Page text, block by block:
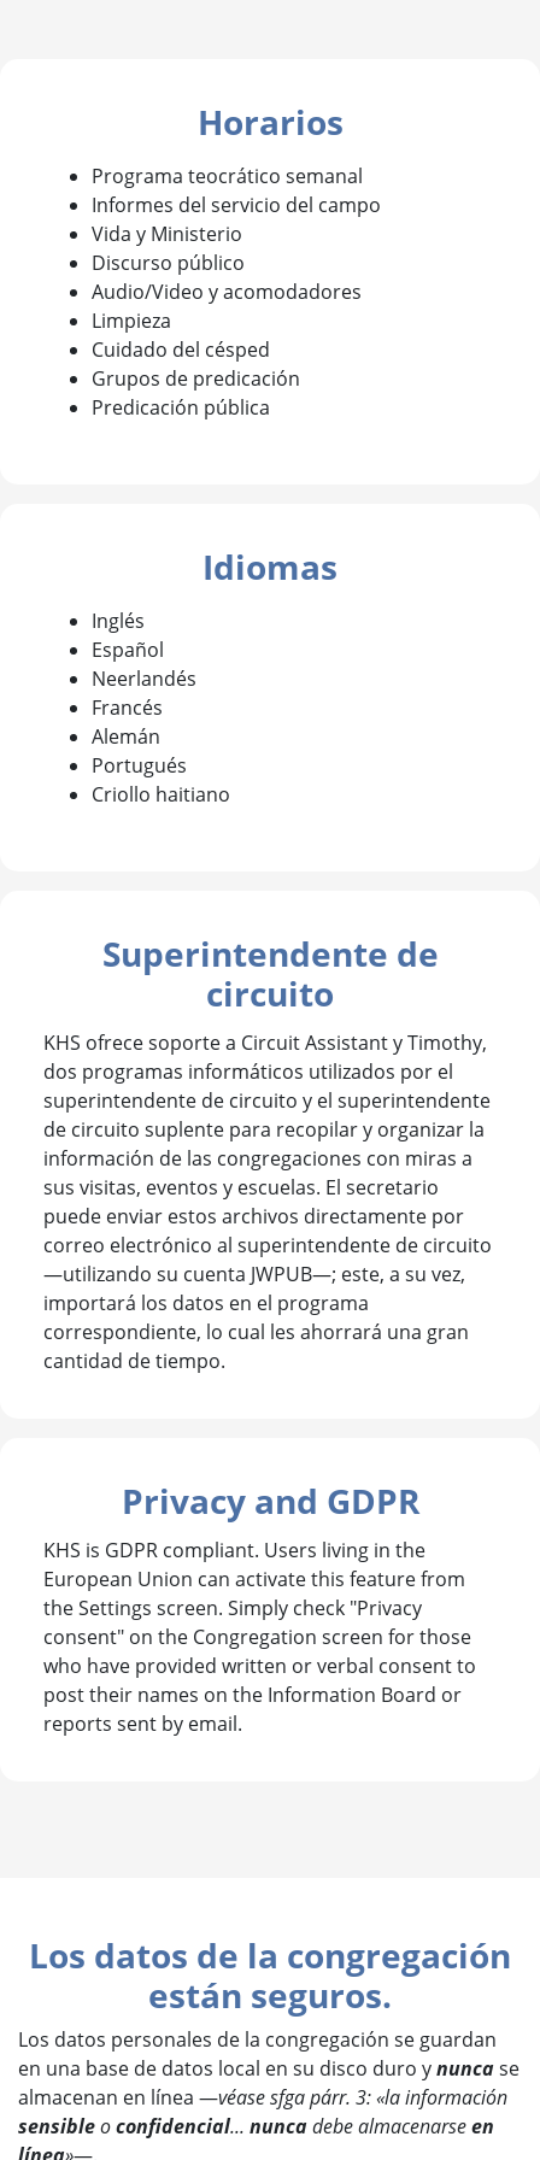
Horarios
Programa teocrático semanal
Informes del servicio del campo
Vida y Ministerio
Discurso público
Audio/Video y acomodadores
Limpieza
Cuidado del césped
Grupos de predicación
Predicación pública
Idiomas
Inglés
Español
Neerlandés
Francés
Alemán
Portugués
Criollo haitiano
Superintendente de
circuito
KHS ofrece soporte a Circuit Assistant y Timothy,
dos programas informáticos utilizados por el
superintendente de circuito y el superintendente
de circuito suplente para recopilar y organizar la
información de las congregaciones con miras a
sus visitas, eventos y escuelas. El secretario
puede enviar estos archivos directamente por
correo electrónico al superintendente de circuito
—utilizando su cuenta JWPUB—; este, a su vez,
importará los datos en el programa
correspondiente, lo cual les ahorrará una gran
cantidad de tiempo.
Privacy and GDPR
KHS is GDPR compliant. Users living in the
European Union can activate this feature from
the Settings screen. Simply check "Privacy
consent" on the Congregation screen for those
who have provided written or verbal consent to
post their names on the Information Board or
reports sent by email.
Los datos de la congregación
están seguros.
Los datos personales de la congregación se guardan
en una base de datos local en su disco duro ynuncase
almacenan en línea —véasesfga párr. 3: «la información
sensibleoconfidencial... nuncadebe almacenarseen